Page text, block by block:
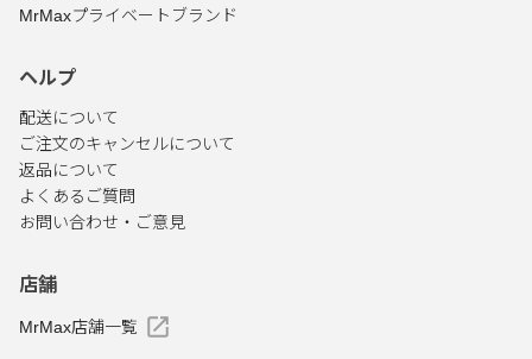
MrMaxプライベートブランド
ヘルプ
配送について
ご注文のキャンセルについて
返品について
よくあるご質問
お問い合わせ・ご意見
店舗
MrMax店舗一覧